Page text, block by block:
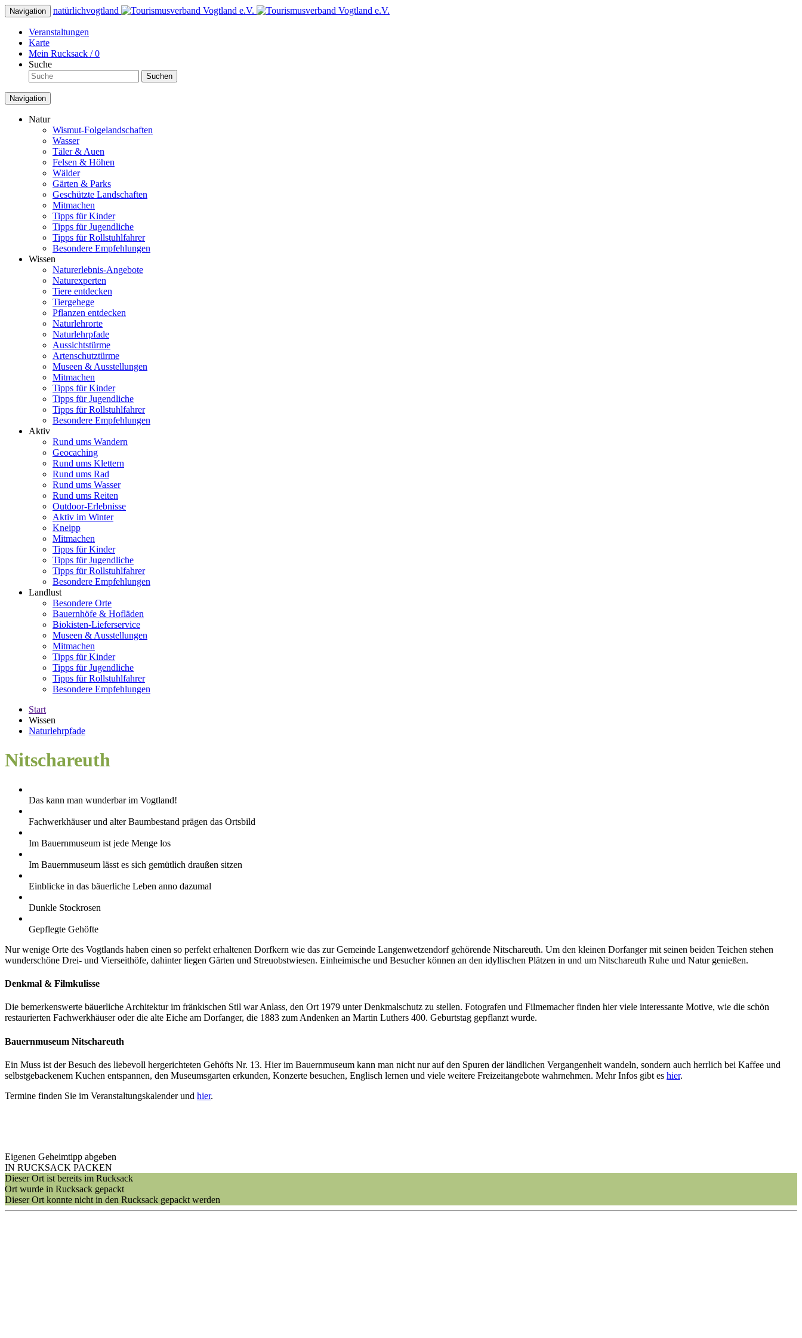
Navigation natürlichvogtland
Veranstaltungen
Karte
Mein Rucksack /0
Suche
Suchen
Navigation
Natur
Wismut-Folgelandschaften
Wasser
Täler & Auen
Felsen & Höhen
Wälder
Gärten & Parks
Geschützte Landschaften
Mitmachen
Tipps für Kinder
Tipps für Jugendliche
Tipps für Rollstuhlfahrer
Besondere Empfehlungen
Wissen
Naturerlebnis-Angebote
Naturexperten
Tiere entdecken
Tiergehege
Pflanzen entdecken
Naturlehrorte
Naturlehrpfade
Aussichtstürme
Artenschutztürme
Museen & Ausstellungen
Mitmachen
Tipps für Kinder
Tipps für Jugendliche
Tipps für Rollstuhlfahrer
Besondere Empfehlungen
Aktiv
Rund ums Wandern
Geocaching
Rund ums Klettern
Rund ums Rad
Rund ums Wasser
Rund ums Reiten
Outdoor-Erlebnisse
Aktiv im Winter
Kneipp
Mitmachen
Tipps für Kinder
Tipps für Jugendliche
Tipps für Rollstuhlfahrer
Besondere Empfehlungen
Landlust
Besondere Orte
Bauernhöfe & Hofläden
Biokisten-Lieferservice
Museen & Ausstellungen
Mitmachen
Tipps für Kinder
Tipps für Jugendliche
Tipps für Rollstuhlfahrer
Besondere Empfehlungen
Start
Wissen
Naturlehrpfade
Nitschareuth
Das kann man wunderbar im Vogtland!
Fachwerkhäuser und alter Baumbestand prägen das Ortsbild
Im Bauernmuseum ist jede Menge los
Im Bauernmuseum lässt es sich gemütlich draußen sitzen
Einblicke in das bäuerliche Leben anno dazumal
Dunkle Stockrosen
Gepflegte Gehöfte
Nur wenige Orte des Vogtlands haben einen so perfekt erhaltenen Dorfkern wie das zur Gemeinde Langenwetzendorf gehörende Nitschareuth. Um den kleinen Dorfanger mit seinen beiden Teichen stehen
wunderschöne Drei- und Vierseithöfe, dahinter liegen Gärten und Streuobstwiesen. Einheimische und Besucher können an den idyllischen Plätzen in und um Nitschareuth Ruhe und Natur genießen.
Denkmal & Filmkulisse
Die bemerkenswerte bäuerliche Architektur im fränkischen Stil war Anlass, den Ort 1979 unter Denkmalschutz zu stellen. Fotografen und Filmemacher finden hier viele interessante Motive, wie die schön
restaurierten Fachwerkhäuser oder die alte Eiche am Dorfanger, die 1883 zum Andenken an Martin Luthers 400. Geburtstag gepflanzt wurde.
Bauernmuseum Nitschareuth
Ein Muss ist der Besuch des liebevoll hergerichteten Gehöfts Nr. 13. Hier im Bauernmuseum kann man nicht nur auf den Spuren der ländlichen Vergangenheit wandeln, sondern auch herrlich bei Kaffee und
selbstgebackenem Kuchen entspannen, den Museumsgarten erkunden, Konzerte besuchen, Englisch lernen und viele weitere Freizeitangebote wahrnehmen. Mehr Infos gibt es hier.
Termine finden Sie im Veranstaltungskalender und hier.
Eigenen Geheimtipp abgeben
IN RUCKSACK PACKEN
Dieser Ort ist bereits im Rucksack
Ort wurde in Rucksack gepackt
Dieser Ort konnte nicht in den Rucksack gepackt werden